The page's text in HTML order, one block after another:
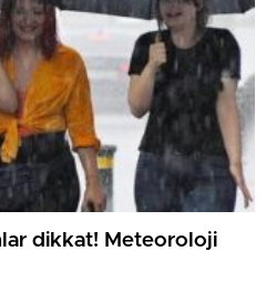
dikkat! Meteoroloji